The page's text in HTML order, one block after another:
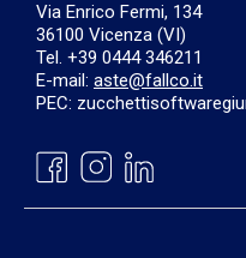
Via Enrico Fermi, 134
36100 Vicenza (VI)
Tel. +39 0444 346211
E-mail: aste@fallco.it
PEC: